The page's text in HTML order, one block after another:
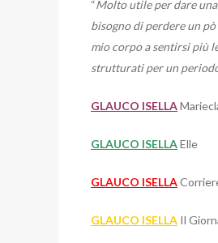
“Molto utile per dare
bisogno di perdere un
mio corpo a sentirsi più
strutturati per un
GLAUCO ISELLA
GLAUCO ISELLAElle
GLAUCO ISELLA
GLAUCO ISELLA Il